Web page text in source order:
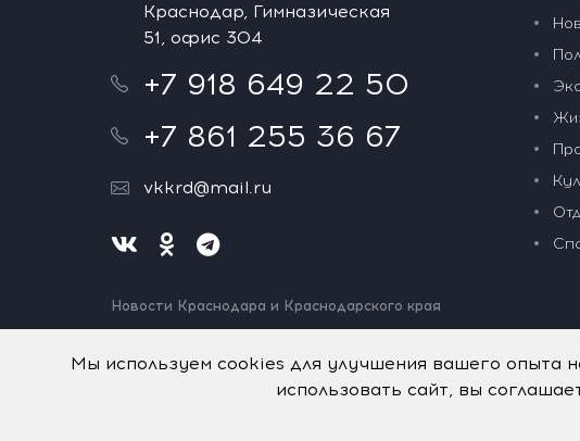
Краснодар, Гимназическая
51, офис 304
+7 918 649 22 50
+7 861 255 36 67
vkkrd@mail.ru
Новости Краснодара и Краснодарского края
Нашли ошибку? Выделите и нажмите Ctrl+Enter.
Мы используем cookies для улучшения вашего опыта
использовать сайт, вы